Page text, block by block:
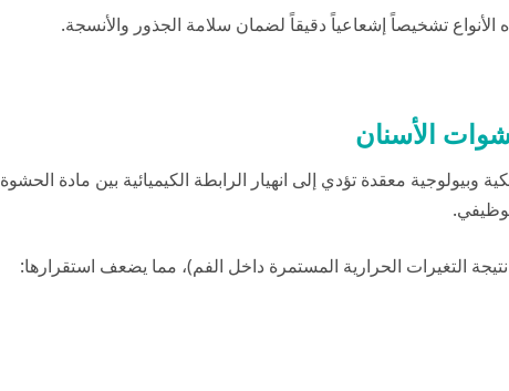
تشخيصاً إشعاعياً دقيقاً لضمان سلامة الجذور والأنسجة.
الأسنان
وبيولوجية معقدة تؤدي إلى انهيار الرابطة الكيميائية بين مادة الحشوة
التغيرات الحرارية المستمرة داخل الفم)، مما يضعف استقرارها: